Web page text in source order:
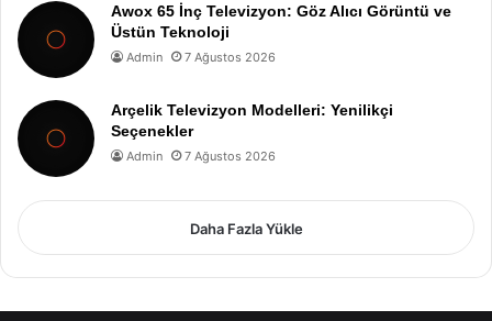
Awox 65 İnç Televizyon: Göz Alıcı Görüntü ve
Üstün Teknoloji
Admin 7 Ağustos 2026
Arçelik Televizyon Modelleri: Yenilikçi
Seçenekler
Admin 7 Ağustos 2026
Daha Fazla Yükle